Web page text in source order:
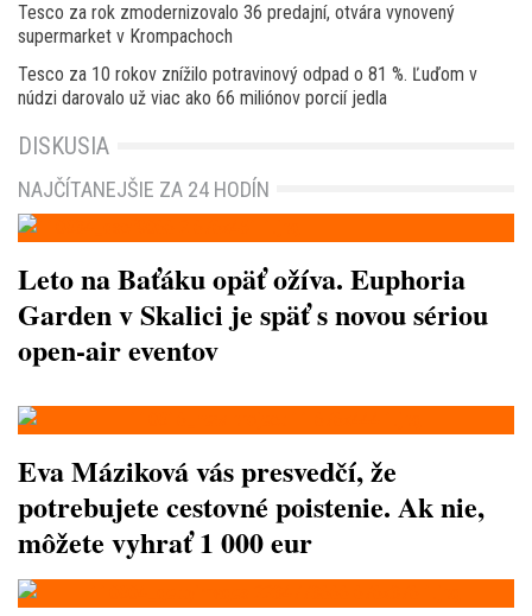
Tesco za rok zmodernizovalo 36 predajní, otvára vynovený
supermarket v Krompachoch
Tesco za 10 rokov znížilo potravinový odpad o 81 %. Ľuďom v
núdzi darovalo už viac ako 66 miliónov porcií jedla
DISKUSIA
NAJČÍTANEJŠIE ZA 24 HODÍN
Leto na Baťáku opäť ožíva. Euphoria
Garden v Skalici je späť s novou sériou
open-air eventov
Eva Máziková vás presvedčí, že
potrebujete cestovné poistenie. Ak nie,
môžete vyhrať 1 000 eur